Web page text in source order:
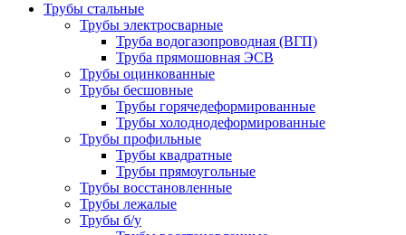
Трубы стальные
Трубы электросварные
Труба водогазопроводная (ВГП)
Труба прямошовная ЭСВ
Трубы оцинкованные
Трубы бесшовные
Трубы горячедеформированные
Трубы холоднодеформированные
Трубы профильные
Трубы квадратные
Трубы прямоугольные
Трубы восстановленные
Трубы лежалые
Трубы б/у